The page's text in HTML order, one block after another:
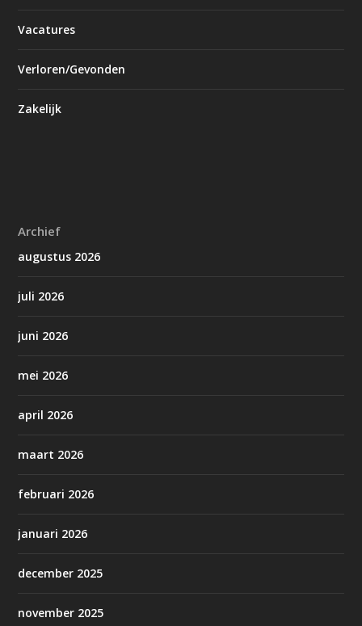
Vacatures
Verloren/Gevonden
Zakelijk
Archief
augustus 2026
juli 2026
juni 2026
mei 2026
april 2026
maart 2026
februari 2026
januari 2026
december 2025
november 2025